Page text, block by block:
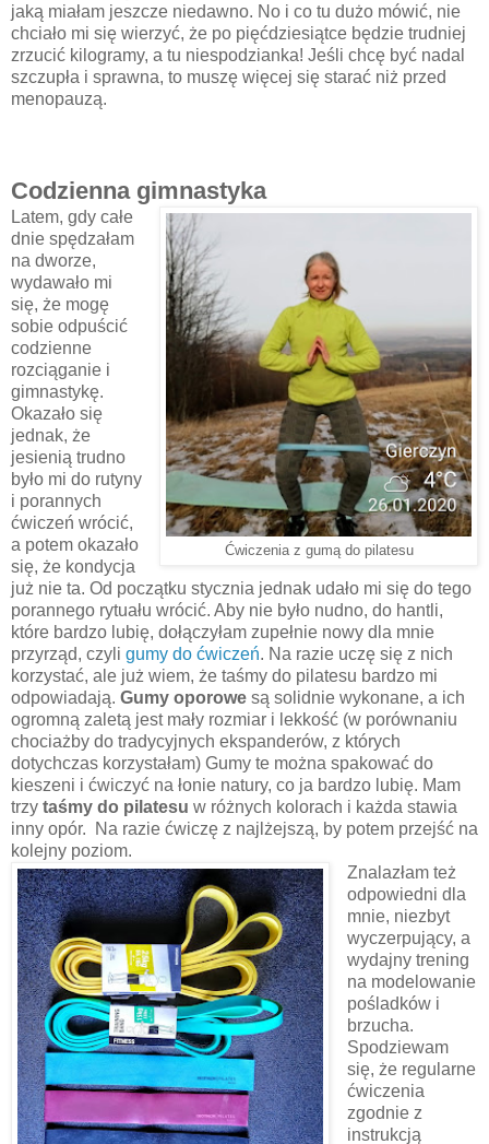
jaką miałam jeszcze niedawno. No i co tu dużo mówić, nie
chciało mi się wierzyć, że po pięćdziesiątce będzie trudniej
zrzucić kilogramy, a tu niespodzianka! Jeśli chcę być nadal
szczupła i sprawna, to muszę więcej się starać niż przed
menopauzą.
Codzienna gimnastyka
Ćwiczenia z gumą do pilatesu
Latem, gdy całe
dnie spędzałam
na dworze,
wydawało mi
się, że mogę
sobie odpuścić
codzienne
rozciąganie i
gimnastykę.
Okazało się
jednak, że
jesienią trudno
było mi do rutyny
i porannych
ćwiczeń wrócić,
a potem okazało
się, że kondycja
już nie ta. Od początku stycznia jednak udało mi się do tego
porannego rytuału wrócić. Aby nie było nudno, do hantli,
które bardzo lubię, dołączyłam zupełnie nowy dla mnie
przyrząd, czyli gumy do ćwiczeń. Na razie uczę się z nich
korzystać, ale już wiem, że taśmy do pilatesu bardzo mi
odpowiadają. Gumy oporowe są solidnie wykonane, a ich
ogromną zaletą jest mały rozmiar i lekkość (w porównaniu
chociażby do tradycyjnych ekspanderów, z których
dotychczas korzystałam) Gumy te można spakować do
kieszeni i ćwiczyć na łonie natury, co ja bardzo lubię. Mam
trzy taśmy do pilatesu w różnych kolorach i każda stawia
inny opór. Na razie ćwiczę z najlżejszą, by potem przejść na
kolejny poziom.
Znalazłam też
odpowiedni dla
mnie, niezbyt
wyczerpujący, a
wydajny trening
na modelowanie
pośladków i
brzucha.
Spodziewam
się, że regularne
ćwiczenia
zgodnie z
instrukcją